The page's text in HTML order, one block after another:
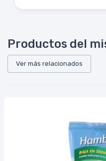
Productos del
Ver más relacionados